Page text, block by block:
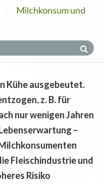
\
Milchkonsum und
Kühe ausgebeutet.
z. B. für
nur wenigen Jahren
–
Fleischindustrie und
Risiko